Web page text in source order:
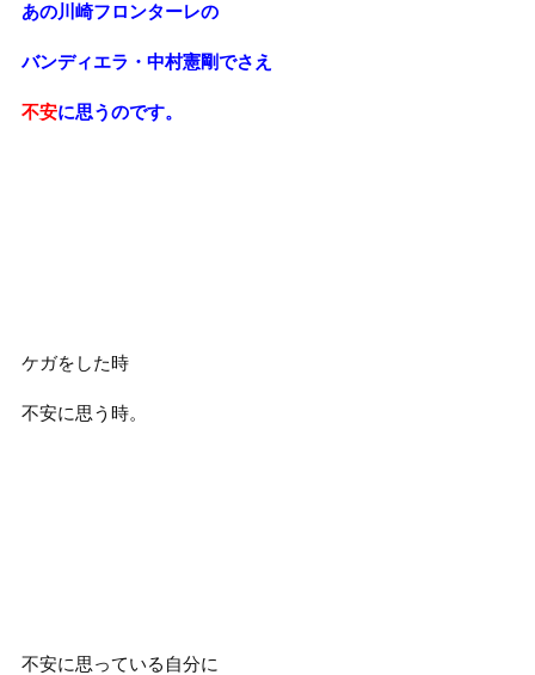
あの川崎フロンターレの
バンディエラ・中村憲剛でさえ
不安に思うのです。
ケガをした時
不安に思う時。
不安に思っている自分に